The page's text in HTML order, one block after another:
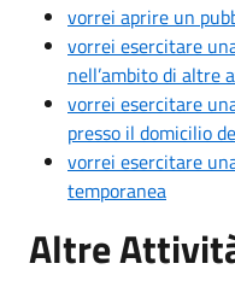
vorrei aprire un
vorrei esercitare
nell’ambito di altre
vorrei esercitare
presso il domicilio
vorrei esercitare
temporanea
Altre